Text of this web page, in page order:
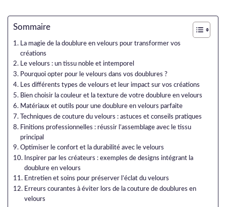
Sommaire
La magie de la doublure en velours pour transformer vos
créations
Le velours : un tissu noble et intemporel
Pourquoi opter pour le velours dans vos doublures ?
Les différents types de velours et leur impact sur vos créations
Bien choisir la couleur et la texture de votre doublure en velours
Matériaux et outils pour une doublure en velours parfaite
Techniques de couture du velours : astuces et conseils pratiques
Finitions professionnelles : réussir l’assemblage avec le tissu
principal
Optimiser le confort et la durabilité avec le velours
Inspirer par les créateurs : exemples de designs intégrant la
doublure en velours
Entretien et soins pour préserver l’éclat du velours
Erreurs courantes à éviter lors de la couture de doublures en
velours